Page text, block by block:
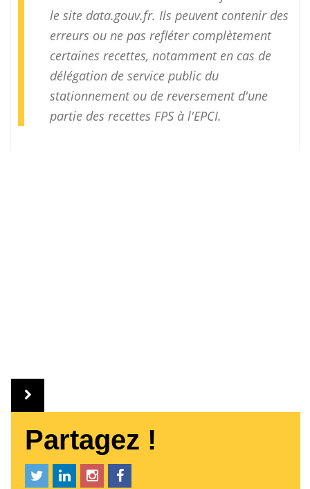
le site data.gouv.fr. Ils peuvent contenir des
erreurs ou ne pas refléter complètement
certaines recettes, notamment en cas de
délégation de service public du
stationnement ou de reversement d'une
partie des recettes FPS à l'EPCI.
Partagez !